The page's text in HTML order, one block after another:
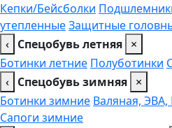
Кепки/Бейсболки
утепленныеЗащитные
‹ Спецобувь летняя ×
Ботинки летние Полуботинки
‹ Спецобувь зимняя ×
Ботинки зимние Валяная,
Сапоги зимние